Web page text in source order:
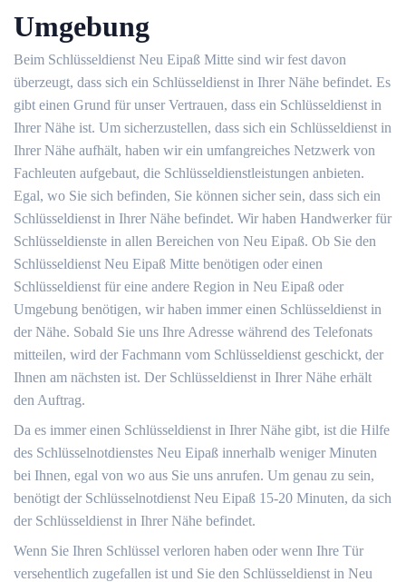
Umgebung
Beim Schlüsseldienst Neu Eipaß Mitte sind wir fest davon
überzeugt, dass sich ein Schlüsseldienst in Ihrer Nähe befindet. Es
gibt einen Grund für unser Vertrauen, dass ein Schlüsseldienst in
Ihrer Nähe ist. Um sicherzustellen, dass sich ein Schlüsseldienst in
Ihrer Nähe aufhält, haben wir ein umfangreiches Netzwerk von
Fachleuten aufgebaut, die Schlüsseldienstleistungen anbieten.
Egal, wo Sie sich befinden, Sie können sicher sein, dass sich ein
Schlüsseldienst in Ihrer Nähe befindet. Wir haben Handwerker für
Schlüsseldienste in allen Bereichen von Neu Eipaß. Ob Sie den
Schlüsseldienst Neu Eipaß Mitte benötigen oder einen
Schlüsseldienst für eine andere Region in Neu Eipaß oder
Umgebung benötigen, wir haben immer einen Schlüsseldienst in
der Nähe. Sobald Sie uns Ihre Adresse während des Telefonats
mitteilen, wird der Fachmann vom Schlüsseldienst geschickt, der
Ihnen am nächsten ist. Der Schlüsseldienst in Ihrer Nähe erhält
den Auftrag.
Da es immer einen Schlüsseldienst in Ihrer Nähe gibt, ist die Hilfe
des Schlüsselnotdienstes Neu Eipaß innerhalb weniger Minuten
bei Ihnen, egal von wo aus Sie uns anrufen. Um genau zu sein,
benötigt der Schlüsselnotdienst Neu Eipaß 15-20 Minuten, da sich
der Schlüsseldienst in Ihrer Nähe befindet.
Wenn Sie Ihren Schlüssel verloren haben oder wenn Ihre Tür
versehentlich zugefallen ist und Sie den Schlüsseldienst in Neu